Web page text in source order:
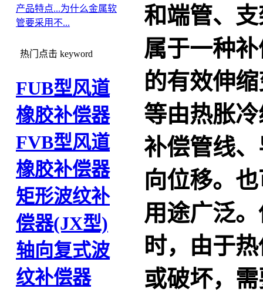
产品特点...为什么金属软
管要采用不...
热门点击 keyword
FUB型风道
橡胶补偿器
FVB型风道
橡胶补偿器
矩形波纹补
偿器(JX型)
轴向复式波
纹补偿器
和端管、
属于一种
的有效伸
等由热胀
补偿管线
向位移。
用途广泛
时，由于
或破坏，